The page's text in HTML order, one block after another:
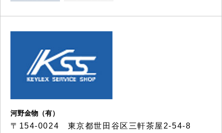
河野金物（有）
〒154-0024 東京都世田谷区三軒茶屋2-54-8